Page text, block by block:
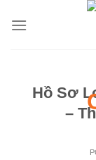
Hồ Sơ
–